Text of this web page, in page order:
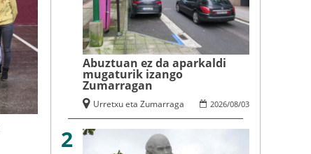
Abuztuan ez da aparkaldi
mugaturik izango
Zumarragan
2026/08/03
Urretxu eta Zumarraga
2